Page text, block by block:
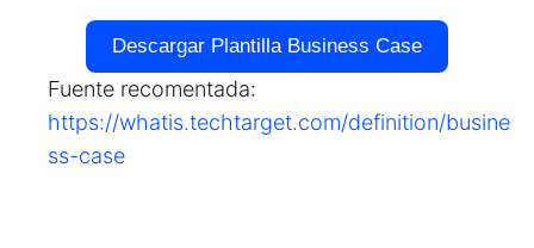
Descargar Plantilla Business Case
Fuente recomentada:
https://whatis.techtarget.com/definition/busine
ss-case